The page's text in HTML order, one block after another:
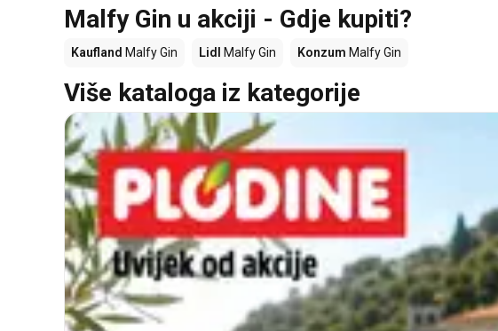
Malfy Gin u akciji - Gdje kupiti?
Kaufland Malfy Gin Lidl Malfy Gin Konzum Malfy Gin
Više kataloga iz kategorije